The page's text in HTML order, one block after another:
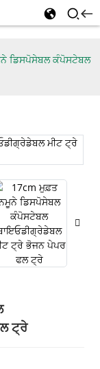
ਡਿਸਪੋਸੇਬਲ ਕੰਪੋਸਟੇਬਲ
ਟ੍ਰੇ